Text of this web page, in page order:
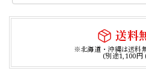
送料
※北海道・沖縄は送料
(別途1,100円